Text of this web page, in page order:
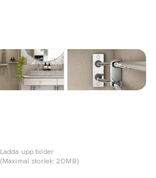
Ladda upp bilder
(Maximal storlek: 20MB)